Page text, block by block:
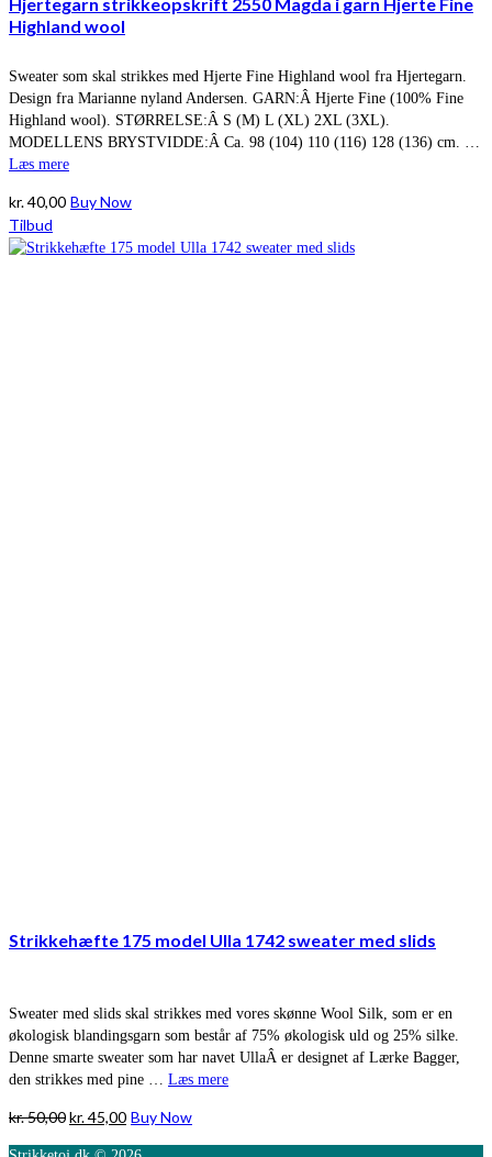
Highland wool
Sweater som skal strikkes med Hjerte Fine Highland wool fra Hjertegarn.
Design fra Marianne nyland Andersen. GARN:Â Hjerte Fine (100% Fine
Highland wool). STØRRELSE:Â S (M) L (XL) 2XL (3XL).
MODELLENS BRYSTVIDDE:Â Ca. 98 (104) 110 (116) 128 (136) cm. …
Læs mere
kr.40,00 Buy Now
Tilbud
Strikkehæfte 175 model Ulla 1742 sweater med slids
Sweater med slids skal strikkes med vores skønne Wool Silk, som er en
økologisk blandingsgarn som består af 75% økologisk uld og 25% silke.
Denne smarte sweater som har navet UllaÂ er designet af Lærke Bagger,
den strikkes med pine … Læs mere
kr.50,00Den
kr.45,00Den
Buy Now